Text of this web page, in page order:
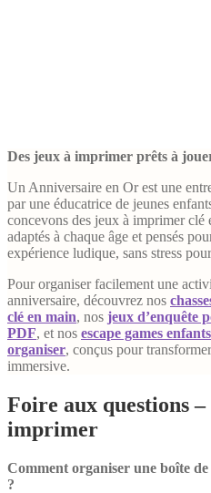
Des jeux à imprimer prêts à
Un Anniversaire en Or est une
par une éducatrice de jeunes
concevons des jeux à imprimer clé
adaptés à chaque âge et pensés
expérience ludique, sans stress
Pour organiser facilement une
anniversaire, découvrez nos
clé en main, nos jeux d’enquête
PDF, et nos escape games
organiser, conçus pour
immersive.
Foire aux questions
imprimer
Comment organiser une boîte
?